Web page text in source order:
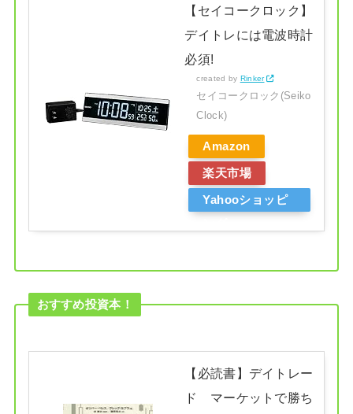
【セイコークロック】
デイトレには電波時計
必須!
created by Rinker
セイコークロック(Seiko
Clock)
Amazon
楽天市場
Yahooショッピ
おすすめ投資本！
【必読書】デイトレー
ド マーケットで勝ち